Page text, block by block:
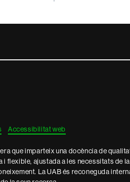
Accessibilitat web
que imparteix una docència de
flexible, ajustada a les necessitats de
La UAB és reconeguda